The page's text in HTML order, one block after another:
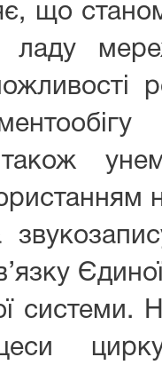
що
системи.